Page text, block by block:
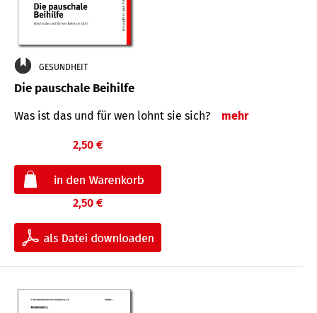
GESUNDHEIT
Die pauschale Beihilfe
Was ist das und für wen lohnt sie sich? mehr
2,50 €
2,50 €